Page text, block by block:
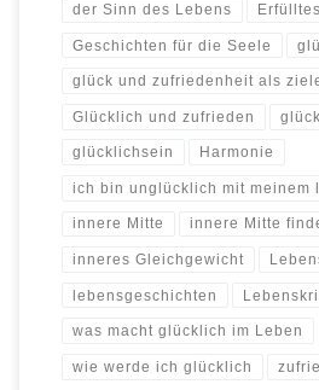
der Sinn des Lebens
Geschichten für die Seele
glück und zufriedenheit als
Glücklich und zufrieden
glücklichsein Harmonie
ich bin unglücklich mit meinem
innere Mitte innere Mitte
inneres Gleichgewicht
lebensgeschichten
was macht glücklich im Leben
wie werde ich glücklich